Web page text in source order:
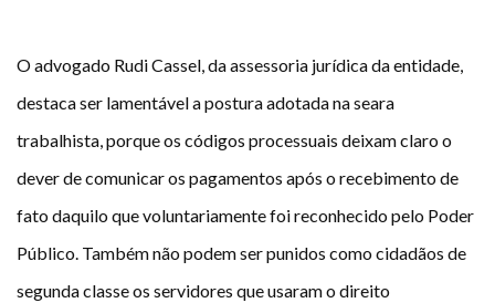
O advogado Rudi Cassel, da assessoria jurídica da entidade,
destaca ser lamentável a postura adotada na seara
trabalhista, porque os códigos processuais deixam claro o
dever de comunicar os pagamentos após o recebimento de
fato daquilo que voluntariamente foi reconhecido pelo Poder
Público. Também não podem ser punidos como cidadãos de
segunda classe os servidores que usaram o direito